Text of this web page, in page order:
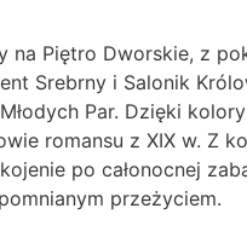
na Piętro Dworskie, z
Srebrny i Salonik
Par. Dzięki
romansu z XIX w. Z
po całonocnej
przeżyciem.